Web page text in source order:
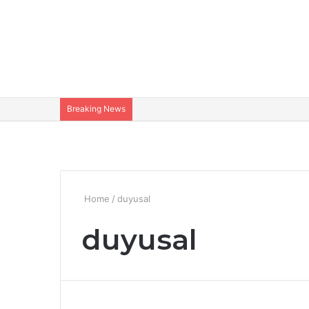
Breaking News
Home / duyusal
duyusal